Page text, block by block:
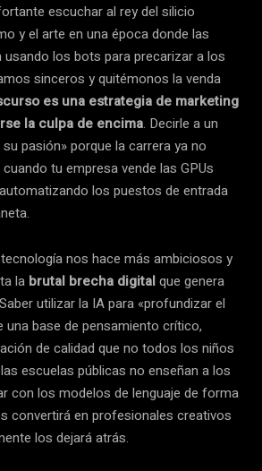
escuchar al rey del silicio
y el arte en una época donde las
los bots para precarizar a los
sinceros y quitémonos la venda
es una estrategia de marketing
la culpa de encima. Decirle a un
pasión» porque la carrera ya no
tu empresa vende las GPUs
los puestos de entrada
nos hace más ambiciosos y
la brutal brecha digitalque genera
utilizar la IA para «profundizar el
una base de pensamiento crítico,
de calidad que no todos los niños
escuelas públicas no enseñan a los
con los modelos de lenguaje de forma
convertirá en profesionales creativos
los dejará atrás.